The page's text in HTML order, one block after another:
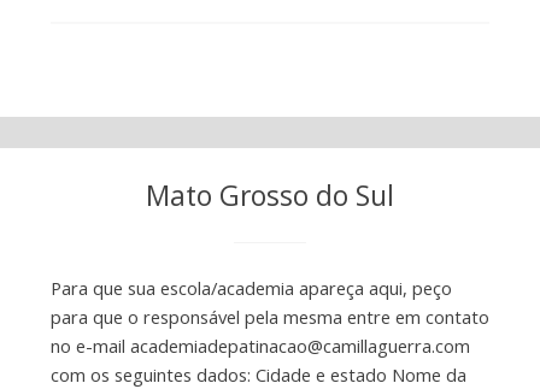
Mato Grosso do Sul
Para que sua escola/academia apareça aqui, peço
para que o responsável pela mesma entre em contato
no e-mail academiadepatinacao@camillaguerra.com
com os seguintes dados: Cidade e estado Nome da